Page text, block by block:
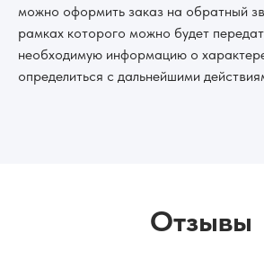
можно оформить заказ на обратный
рамках которого можно будет
необходимую информацию о
определиться с дальнейшими
Отзывы